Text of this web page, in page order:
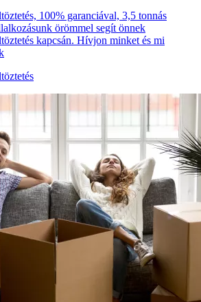
100% garanciával, 3,5 tonnás
örömmel segít önnek
kapcsán. Hívjon minket és mi